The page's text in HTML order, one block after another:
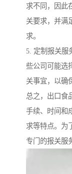
求不同，因此
关要求，并满
求。
5. 定制报关服
些公司可能选
关事宜，以确
总之，出口食
手续、时间和
求等特点。为
专门的报关服